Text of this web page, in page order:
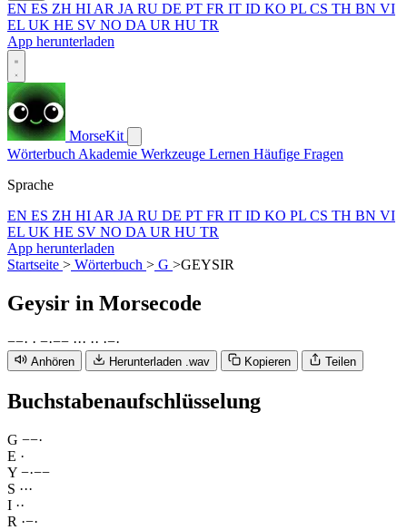
EN ES ZH HI AR JA RU DE PT FR IT ID KO PL CS TH BN VI
EL UK HE SV NO DA UR HU TR
App herunterladen
MorseKit
Wörterbuch Akademie Werkzeuge Lernen Häufige Fragen
Sprache
EN ES ZH HI AR JA RU DE PT FR IT ID KO PL CS TH BN VI
EL UK HE SV NO DA UR HU TR
App herunterladen
Startseite > Wörterbuch > G >GEYSIR
Geysir in Morsecode
−−· · −·−− ··· ·· ·−·
Anhören Herunterladen .wav Kopieren Teilen
Buchstabenaufschlüsselung
G −−·
E ·
Y −·−−
S ···
I ··
R ·−·